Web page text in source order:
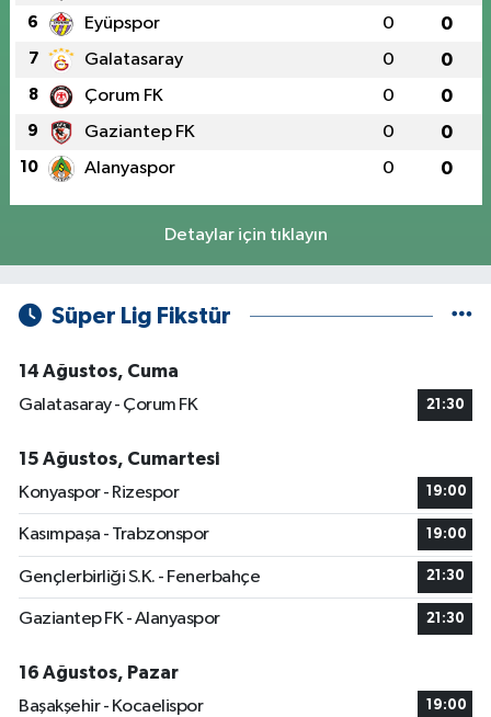
6 Eyüpspor 0 0
7 Galatasaray 0 0
8 Çorum FK 0 0
9 Gaziantep FK 0 0
10 Alanyaspor 0 0
Detaylar için tıklayın
Süper Lig Fikstür
14 Ağustos, Cuma
Galatasaray - Çorum FK
21:30
15 Ağustos, Cumartesi
Konyaspor - Rizespor
19:00
Kasımpaşa - Trabzonspor 19:00
Gençlerbirliği S.K. - Fenerbahçe 21:30
Gaziantep FK - Alanyaspor 21:30
16 Ağustos, Pazar
Başakşehir - Kocaelispor
19:00